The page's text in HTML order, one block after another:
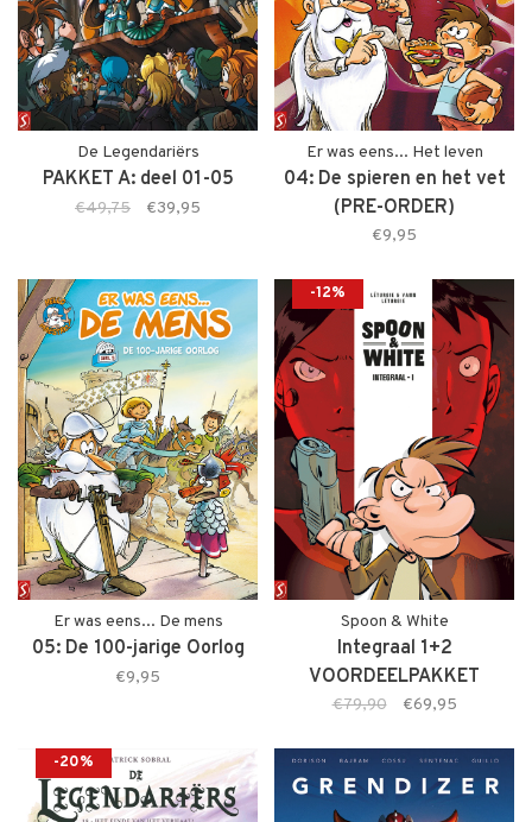
De Legendariërs
PAKKET A: deel 01-05
€49,75 €39,95
Er was eens... Het leven
04: De spieren en het vet
(PRE-ORDER)
€9,95
Er was eens... De mens
05: De 100-jarige Oorlog
€9,95
-12%
Spoon & White
Integraal 1+2
VOORDEELPAKKET
(+stofomslag)
€79,90 €69,95
-20%